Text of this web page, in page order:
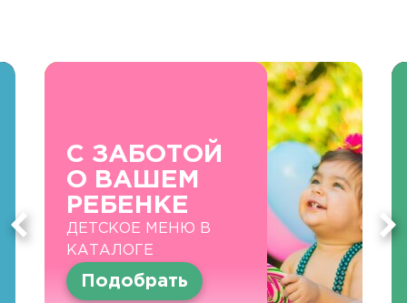
С ЗАБОТОЙ
О ВАШЕМ
РЕБЕНКЕ
ДЕТСКОЕ МЕНЮ В
КАТАЛОГЕ
Подобрать